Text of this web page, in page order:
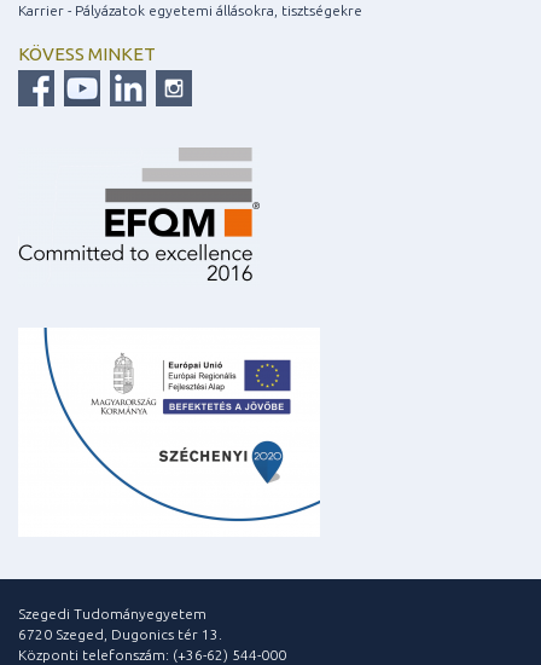
Karrier - Pályázatok egyetemi állásokra, tisztségekre
KÖVESS MINKET
Szegedi Tudományegyetem
6720 Szeged, Dugonics tér 13.
Központi telefonszám: (+36-62) 544-000